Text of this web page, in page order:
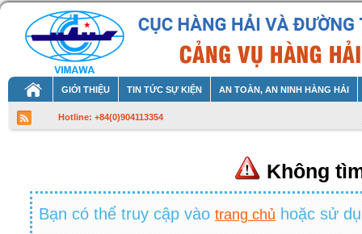
GIỚI THIỆU TIN TỨC SỰ KIỆN AN TOÀN, AN NINH HÀNG HẢI
Hotline: +84(0)904113354
Không tìm thấy đường dẫn này
Bạn có thể truy cập vàotrang chủhoặc sử
Không
Bạn có thể truy cập vào trang chủ hoặc sử